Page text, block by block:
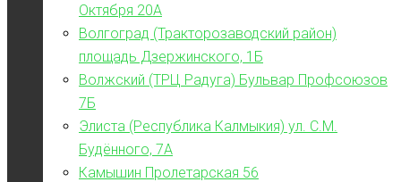
Октября 20А
Волгоград (Тракторозаводский район)
площадь Дзержинского, 1Б
Волжский (ТРЦ Радуга) Бульвар Профсоюзов
7Б
Элиста (Республика Калмыкия) ул. С.М.
Будённого, 7А
Камышин Пролетарская 56